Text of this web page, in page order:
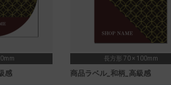
感
長方形 70 × 100mm
商品ラベル_和柄_高級感